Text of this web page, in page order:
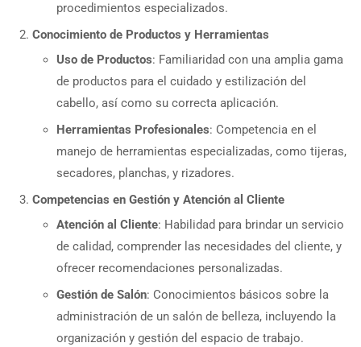
procedimientos especializados.
Conocimiento de Productos y Herramientas
Uso de Productos: Familiaridad con una amplia gama
de productos para el cuidado y estilización del
cabello, así como su correcta aplicación.
Herramientas Profesionales: Competencia en el
manejo de herramientas especializadas, como tijeras,
secadores, planchas, y rizadores.
Competencias en Gestión y Atención al Cliente
Atención al Cliente: Habilidad para brindar un servicio
de calidad, comprender las necesidades del cliente, y
ofrecer recomendaciones personalizadas.
Gestión de Salón: Conocimientos básicos sobre la
administración de un salón de belleza, incluyendo la
organización y gestión del espacio de trabajo.